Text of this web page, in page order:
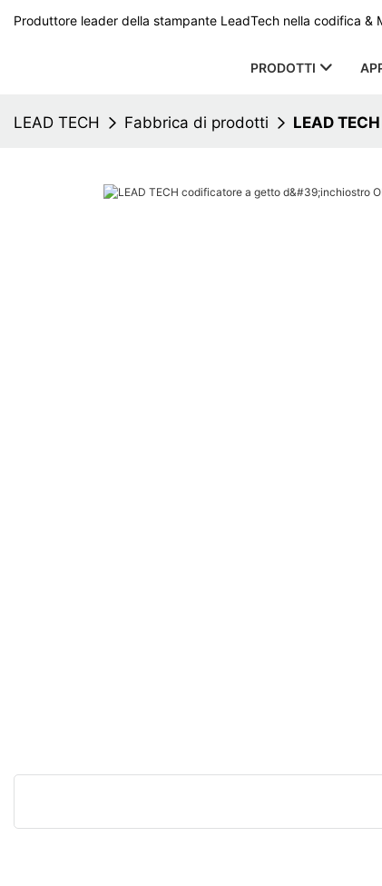
Produttore leader della stampante LeadTech nella codifica &
PRODOTTI
LEAD TECH Fabbrica di prodotti LEAD